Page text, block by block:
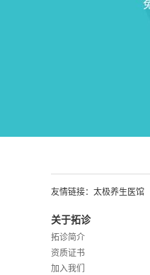
友情链接： 太极养生医馆
关于拓诊
拓诊简介
资质证书
加入我们